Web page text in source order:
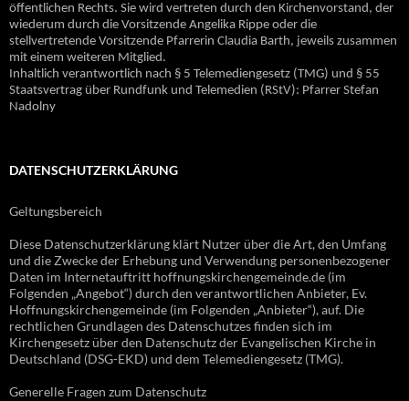
öffentlichen Rechts. Sie wird vertreten durch den Kirchenvorstand, der
wiederum durch die Vorsitzende Angelika Rippe oder die
stellvertretende Vorsitzende Pfarrerin Claudia Barth, jeweils zusammen
mit einem weiteren Mitglied.
Inhaltlich verantwortlich nach § 5 Telemediengesetz (TMG) und § 55
Staatsvertrag über Rundfunk und Telemedien (RStV): Pfarrer Stefan
Nadolny
DATENSCHUTZERKLÄRUNG
Geltungsbereich
Diese Datenschutzerklärung klärt Nutzer über die Art, den Umfang
und die Zwecke der Erhebung und Verwendung personenbezogener
Daten im Internetauftritt hoffnungskirchengemeinde.de (im
Folgenden „Angebot“) durch den verantwortlichen Anbieter, Ev.
Hoffnungskirchengemeinde (im Folgenden „Anbieter“), auf. Die
rechtlichen Grundlagen des Datenschutzes finden sich im
Kirchengesetz über den Datenschutz der Evangelischen Kirche in
Deutschland (DSG-EKD) und dem Telemediengesetz (TMG).
Generelle Fragen zum Datenschutz